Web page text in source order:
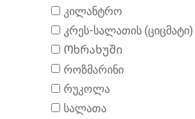
კილანტრო
კრეს-სალათის (ციცმატი)
Ოხრახუში
როზმარინი
რუკოლა
სალათა